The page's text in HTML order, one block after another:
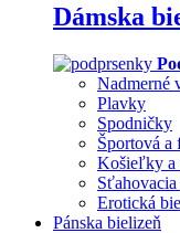
Dámska
Nadmerné
Plavky
Spodničky
Športová a
Košieľky a
Erotická
Pánska bielizeň